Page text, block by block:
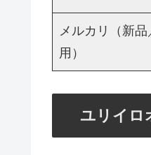
メルカリ（新品
用）
ユリイロ